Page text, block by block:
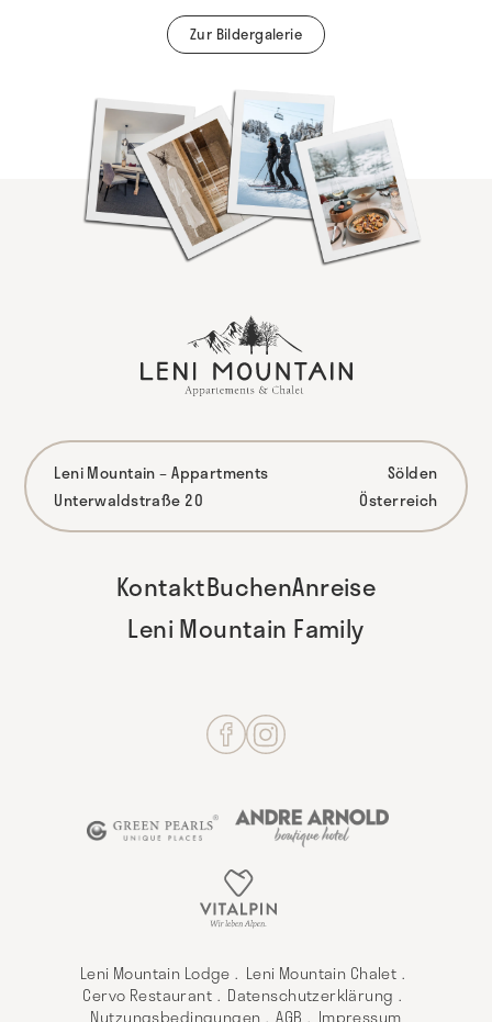
Zur Bildergalerie
Leni Mountain – Appartments
Unterwaldstraße 20
Sölden
Österreich
KontaktBuchenAnreise
Leni Mountain Family
Leni Mountain Lodge
Leni Mountain Chalet
Cervo Restaurant
Datenschutzerklärung
Nutzungsbedingungen
AGB Impressum